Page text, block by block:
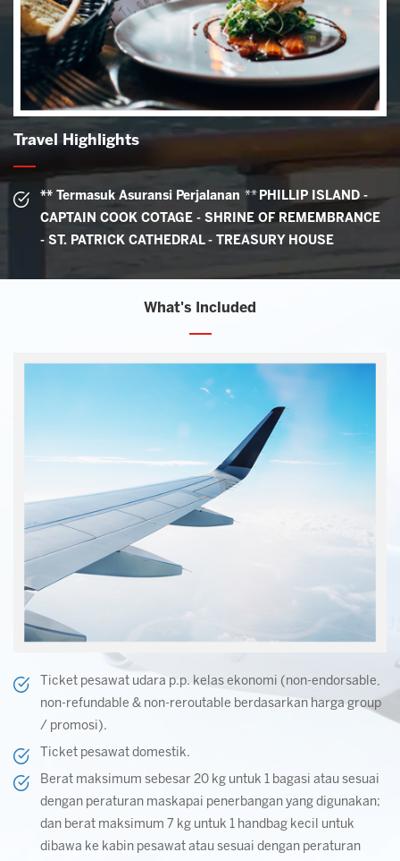
Travel Highlights
** Termasuk Asuransi Perjalanan ** PHILLIP ISLAND -
CAPTAIN COOK COTAGE - SHRINE OF REMEMBRANCE
- ST. PATRICK CATHEDRAL - TREASURY HOUSE
What's Included
Ticket pesawat udara p.p. kelas ekonomi (non-endorsable,
non-refundable & non-reroutable berdasarkan harga group
/ promosi).
Ticket pesawat domestik.
Berat maksimum sebesar 20 kg untuk 1 bagasi atau sesuai
dengan peraturan maskapai penerbangan yang digunakan;
dan berat maksimum 7 kg untuk 1 handbag kecil untuk
dibawa ke kabin pesawat atau sesuai dengan peraturan